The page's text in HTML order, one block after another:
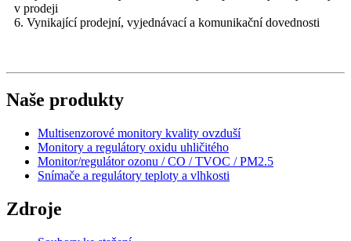
v prodeji
6. Vynikající prodejní, vyjednávací a komunikační dovednosti
Naše produkty
Multisenzorové monitory kvality ovzduší
Monitory a regulátory oxidu uhličitého
Monitor/regulátor ozonu / CO / TVOC / PM2.5
Snímače a regulátory teploty a vlhkosti
Zdroje